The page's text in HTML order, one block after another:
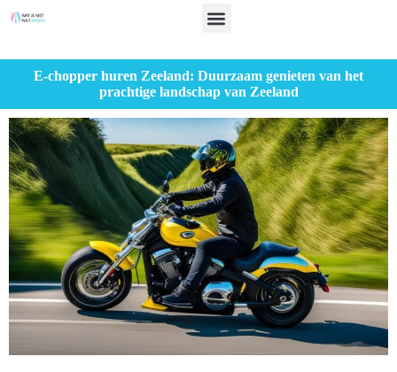
E-chopper huren Zeeland: Duurzaam genieten van het
prachtige landschap van Zeeland